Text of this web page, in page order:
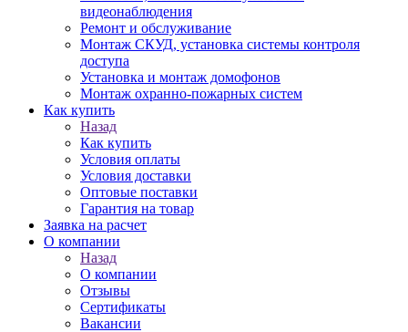
видеонаблюдения
Ремонт и обслуживание
Монтаж СКУД, установка системы контроля
доступа
Установка и монтаж домофонов
Монтаж охранно-пожарных систем
Как купить
Назад
Как купить
Условия оплаты
Условия доставки
Оптовые поставки
Гарантия на товар
Заявка на расчет
О компании
Назад
О компании
Отзывы
Сертификаты
Вакансии